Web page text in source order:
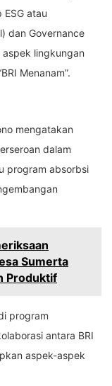
atau
dan Governance
aspek lingkungan
Menanam”.
mengatakan
dalam
program absorbsi
Sumerta
Produktif
program
antara BRI
aspek-aspek